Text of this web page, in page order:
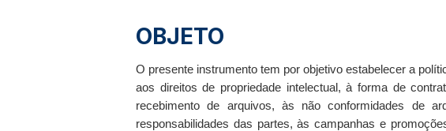
OBJETO
O presente instrumento tem por objetivo estabelecer a
aos direitos de propriedade intelectual, à forma de
recebimento de arquivos, às não conformidades de
responsabilidades das partes, às campanhas e